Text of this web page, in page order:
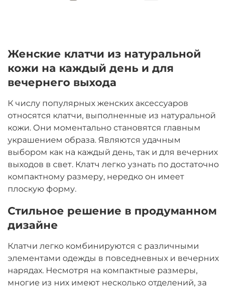
Женские клатчи из натуральной
кожи на каждый день и для
вечернего выхода
К числу популярных женских аксессуаров
относятся клатчи, выполненные из натуральной
кожи. Они моментально становятся главным
украшением образа. Являются удачным
выбором как на каждый день, так и для вечерних
выходов в свет. Клатч легко узнать по достаточно
компактному размеру, нередко он имеет
плоскую форму.
Стильное решение в продуманном
дизайне
Клатчи легко комбинируются с различными
элементами одежды в повседневных и вечерних
нарядах. Несмотря на компактные размеры,
многие из них имеют несколько отделений, за